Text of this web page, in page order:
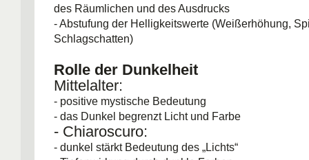
des Räumlichen und des Ausdrucks
- Abstufung der Helligkeitswerte (Weißerhöhung,
Schlagschatten)
Rolle der Dunkelheit
Mittelalter:
- positive mystische Bedeutung
- das Dunkel begrenzt Licht und Farbe
- Chiaroscuro:
- dunkel stärkt Bedeutung des „Lichts“